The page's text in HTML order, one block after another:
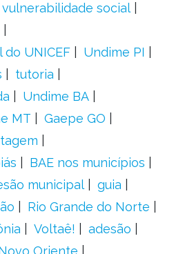
vulnerabilidade social
do UNICEF
Undime PI
tutoria
Undime BA
MT
Gaepe GO
BAE nos municípios
municipal
guia
Rio Grande do Norte
Voltaê!
adesão
Oriente